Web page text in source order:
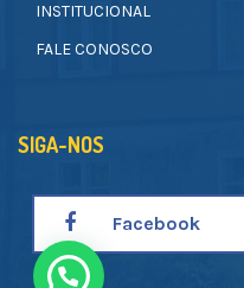
INSTITUCIONAL
FALE CONOSCO
SIGA-NOS
Facebook